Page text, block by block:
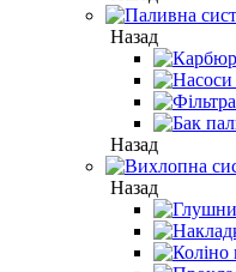
Назад
Назад
Назад